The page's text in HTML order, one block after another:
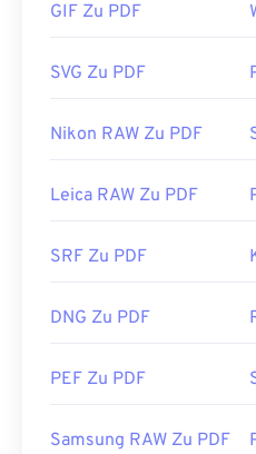
Reader auf dem Markt.
überladenes Programm
Die meisten Webbrowser,
benötigen Sie dafür ein
automatisch ein PDF
Beide sind kostenlos.
Nützliche Links:
GIF Zu PDF
SVG Zu PDF
Nikon RAW Zu PDF
Leica RAW Zu PDF
SRF Zu PDF
DNG Zu PDF
PEF Zu PDF
Samsung RAW Zu PDF